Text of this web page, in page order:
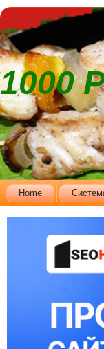
1000
Home